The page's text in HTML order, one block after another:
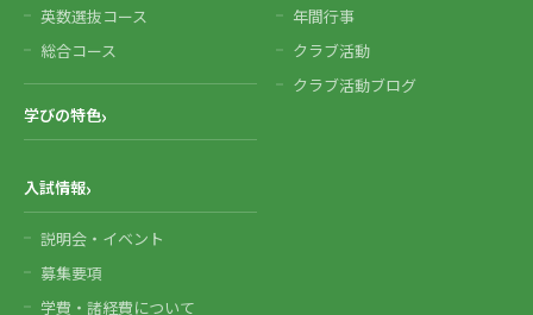
英数選抜コース
総合コース
学びの特色
年間行事
クラブ活動
クラブ活動ブログ
入試情報
説明会・イベント
募集要項
学費・諸経費について